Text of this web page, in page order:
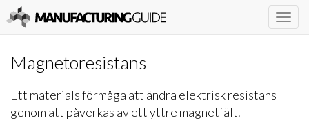
Magnetoresistans
Ett materials förmåga att ändra elektrisk resistans
genom att påverkas av ett yttre magnetfält.